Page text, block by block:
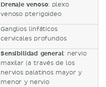
Drenaje venoso: plexo
venoso pterigoideo
Ganglios linfáticos
cervicales profundos
Sensibilidad general: nervio
maxilar (a través de los
nervios palatinos mayor y
menor y nervio